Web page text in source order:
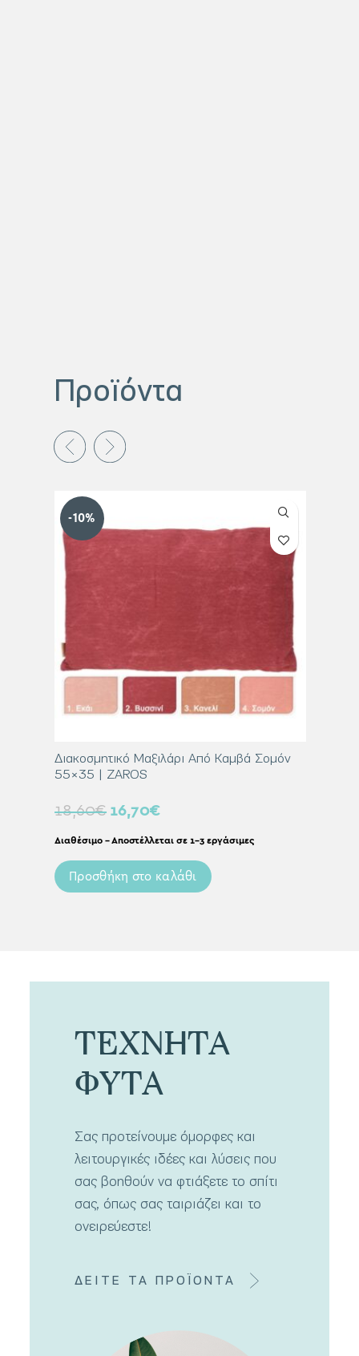
Προϊόντα
-10%
Διακοσμητικό Μαξιλάρι Από Καμβά Σομόν
55×35 | ZAROS
18,60€ 16,70€
Διαθέσιμο – Αποστέλλεται σε 1-3 εργάσιμες
Προσθήκη στο καλάθι
ΤΕΧΝΗΤΑ
ΦΥΤΑ
Σας προτείνουμε όμορφες και
λειτουργικές ιδέες και λύσεις που
σας βοηθούν να φτιάξετε το σπίτι
σας, όπως σας ταιριάζει και το
ονειρεύεστε!
ΔΕΙΤΕ ΤΑ ΠΡΟΪΟΝΤΑ